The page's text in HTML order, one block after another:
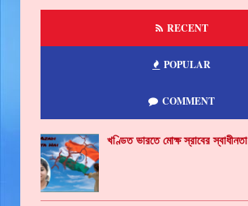
RECENT
POPULAR
COMMENT
খণ্ডিত ভারতে মোক্ষ স্রাবের স্বাধীনতা